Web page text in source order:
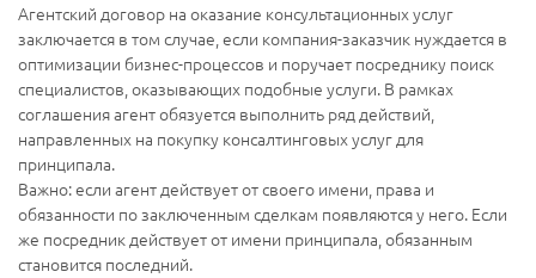
Агентский договор на оказание консультационных услуг
заключается в том случае, если компания-заказчик нуждается в
оптимизации бизнес-процессов и поручает посреднику поиск
специалистов, оказывающих подобные услуги. В рамках
соглашения агент обязуется выполнить ряд действий,
направленных на покупку консалтинговых услуг для
принципала.
Важно: если агент действует от своего имени, права и
обязанности по заключенным сделкам появляются у него. Если
же посредник действует от имени принципала, обязанным
становится последний.